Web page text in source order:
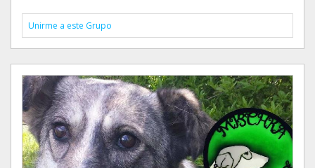
Unirme a este Grupo